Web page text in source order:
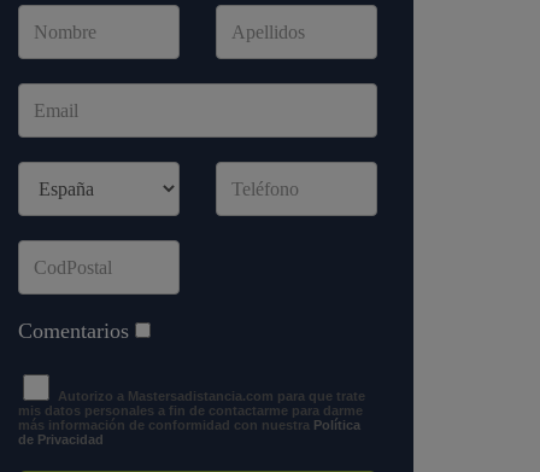
Comentarios
Autorizo a Mastersadistancia.com para que trate
mis datos personales a fin de contactarme para darme
más información de conformidad con nuestra Política
de Privacidad